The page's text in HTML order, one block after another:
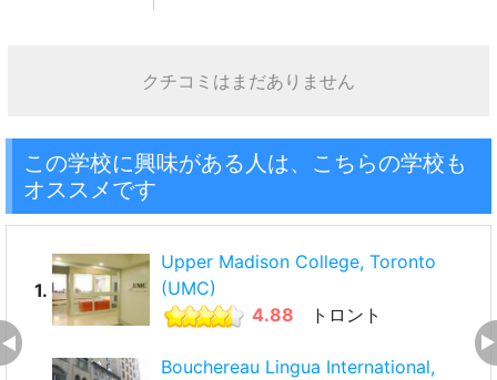
クチコミはまだありません
この学校に興味がある人は、こちらの学校も
オススメです
1.
Upper Madison College, Toronto
(UMC)
4.88
トロント
Bouchereau Lingua International,